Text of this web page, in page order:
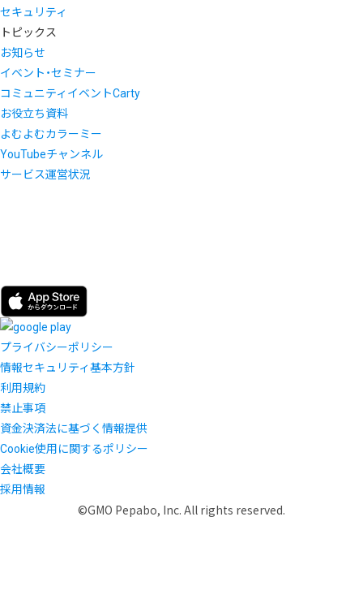
セキュリティ
トピックス
お知らせ
イベント・セミナー
コミュニティイベントCarty
お役立ち資料
よむよむカラーミー
YouTubeチャンネル
サービス運営状況
プライバシーポリシー
情報セキュリティ基本方針
利用規約
禁止事項
資金決済法に基づく情報提供
Cookie使用に関するポリシー
会社概要
採用情報
©GMO Pepabo, Inc. All rights reserved.